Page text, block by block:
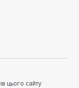
цього сайту